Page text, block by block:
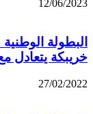
12/06/2023
خريبكة يتعادل
27/02/2022